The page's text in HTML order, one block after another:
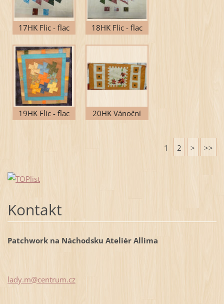
17HK Flic - flac 18HK Flic - flac
19HK Flic - flac
20HK Vánoční
1 2 > >>
Kontakt
Patchwork na Náchodsku Ateliér Allima
lady.m@centrum.cz